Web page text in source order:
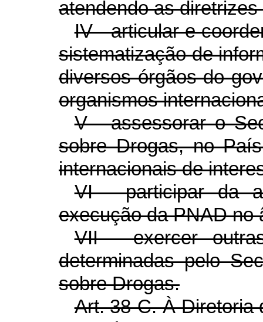
atendendo as
IV - articular e
sistematização de
diversos órgãos do
organismos
V - assessorar o
sobre Drogas, no
internacionais de
VI - participar da
execução da PNAD no
VII - exercer
determinadas pelo
sobre Drogas.
Art. 38-C. À Diretoria